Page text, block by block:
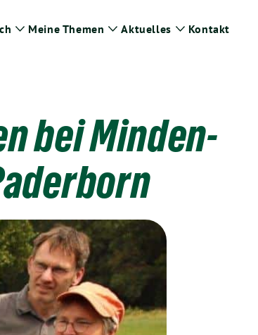
Zeige
Meine Themen
Zeige
Aktuelles Zeige
Kontakt
bei Minden-